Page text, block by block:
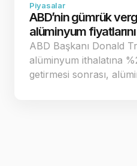
Piyasalar
ABD’nin gümrük
alüminyum
ABD Başkanı Donald
alüminyum ithalatına
getirmesi sonrası,